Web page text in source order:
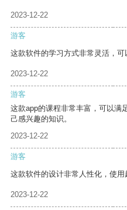
2023-12-22
游客
这款软件的学习方式非常灵活，可
2023-12-22
游客
这款app的课程非常丰富，可以满
己感兴趣的知识。
2023-12-22
游客
这款软件的设计非常人性化，使用
2023-12-22